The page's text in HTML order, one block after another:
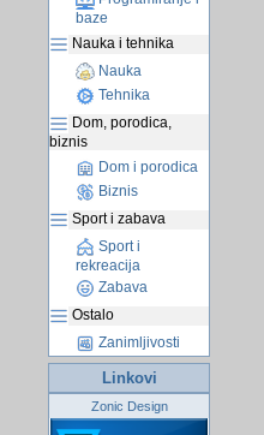
baze
Nauka i tehnika
Nauka
Tehnika
Dom, porodica,
biznis
Dom i porodica
Biznis
Sport i zabava
Sport i
rekreacija
Zabava
Ostalo
Zanimljivosti
Linkovi
Zonic Design